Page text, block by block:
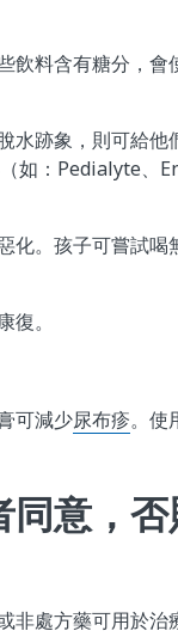
飲料含有糖分，會
水跡象，則可給他
如：Pedialyte、
化。孩子可嘗試喝
。
可減少尿布疹。 使
意，否
非處方藥可用於治